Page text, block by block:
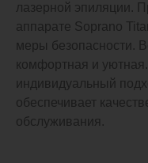
лазерной эпиляции.
аппарате Soprano
меры безопасности.
комфортная и
индивидуальный
обеспечивает
обслуживания.